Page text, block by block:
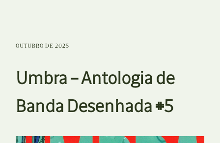
OUTUBRO DE 2025
Umbra – Antologia de
Banda Desenhada #5